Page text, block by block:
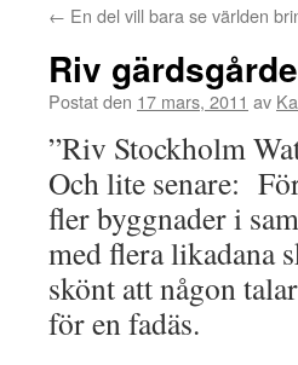
← En del vill bara se världen
Riv
Postat den 17 mars, 2011 av
”Riv Stockholm
Och lite senare:
fler byggnader i
med flera likadana
skönt att någon
för en fadäs.